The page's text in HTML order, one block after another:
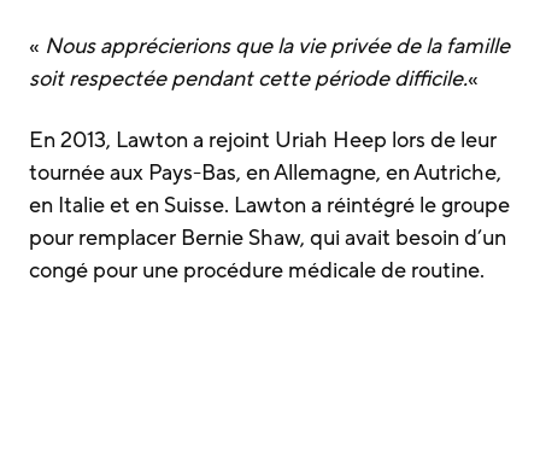
« Nous apprécierions que la vie privée de la famille
soit respectée pendant cette période difficile.«
En 2013, Lawton a rejoint Uriah Heep lors de leur
tournée aux Pays-Bas, en Allemagne, en Autriche,
en Italie et en Suisse. Lawton a réintégré le groupe
pour remplacer Bernie Shaw, qui avait besoin d’un
congé pour une procédure médicale de routine.